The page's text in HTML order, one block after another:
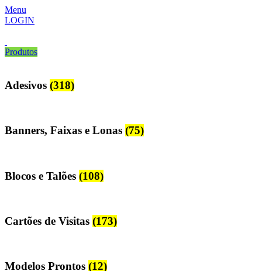
Menu
LOGIN
Produtos
Adesivos (318)
Banners, Faixas e Lonas (75)
Blocos e Talões (108)
Cartões de Visitas (173)
Modelos Prontos (12)